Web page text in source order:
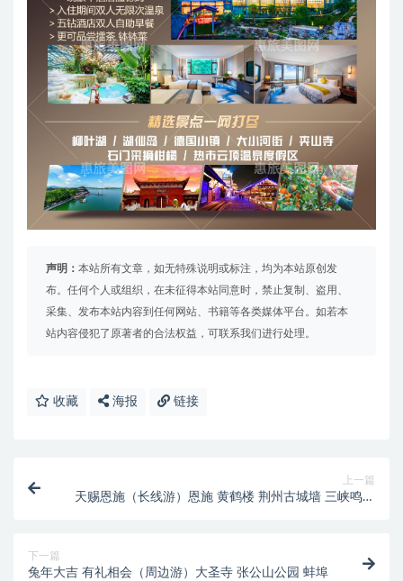
声明： 本站所有文章，如无特殊说明或标注，均为本站原创发
布。任何个人或组织，在未征得本站同意时，禁止复制、盗用、
采集、发布本站内容到任何网站、书籍等各类媒体平台。如若本
站内容侵犯了原著者的合法权益，可联系我们进行处理。
收藏 海报 链接
上一篇
天赐恩施（长线游）恩施 黄鹤楼 荆州古城墙 三峡鸣翠
下一篇
兔年大吉 有礼相会（周边游）大圣寺 张公山公园 蚌埠